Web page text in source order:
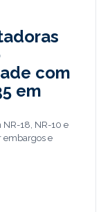
com
em
18, NR-10 e
embargos e